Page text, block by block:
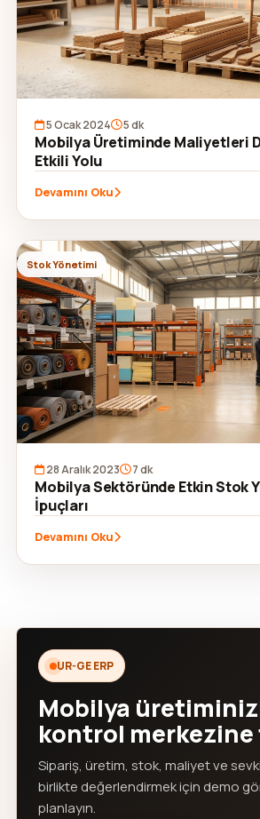
5 Ocak 2024 5 dk
Mobilya Üretiminde Maliyetleri
Etkili Yolu
Devamını Oku
Stok Yönetimi
28 Aralık 2023 7 dk
Mobilya Sektöründe Etkin Stok
İpuçları
Devamını Oku
UR-GE ERP
Mobilya
kontrol merkezine
Sipariş, üretim, stok, maliyet ve
birlikte değerlendirmek için demo
planlayın.